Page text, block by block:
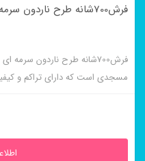
فرش700شانه طرح ناردون سرمه ای
فرش700شانه طرح ناردون
مسجدی است که دارای تراکم و